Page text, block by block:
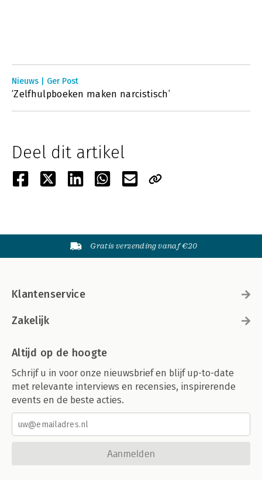
Nieuws | Ger Post
‘Zelfhulpboeken maken narcistisch’
Deel dit artikel
Gratis verzending vanaf €20
Klantenservice
Zakelijk
Altijd op de hoogte
Schrijf u in voor onze nieuwsbrief en blijf up-to-date
met relevante interviews en recensies, inspirerende
events en de beste acties.
Aanmelden